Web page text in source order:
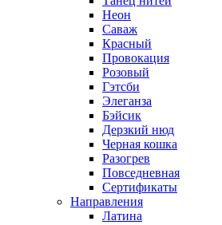
Неон
Саваж
Красный
Провокация
Розовый
Гэтсби
Элеганза
Бэйсик
Дерзкий нюд
Черная кошка
Разогрев
Повседневная
Сертификаты
Направления
Латина